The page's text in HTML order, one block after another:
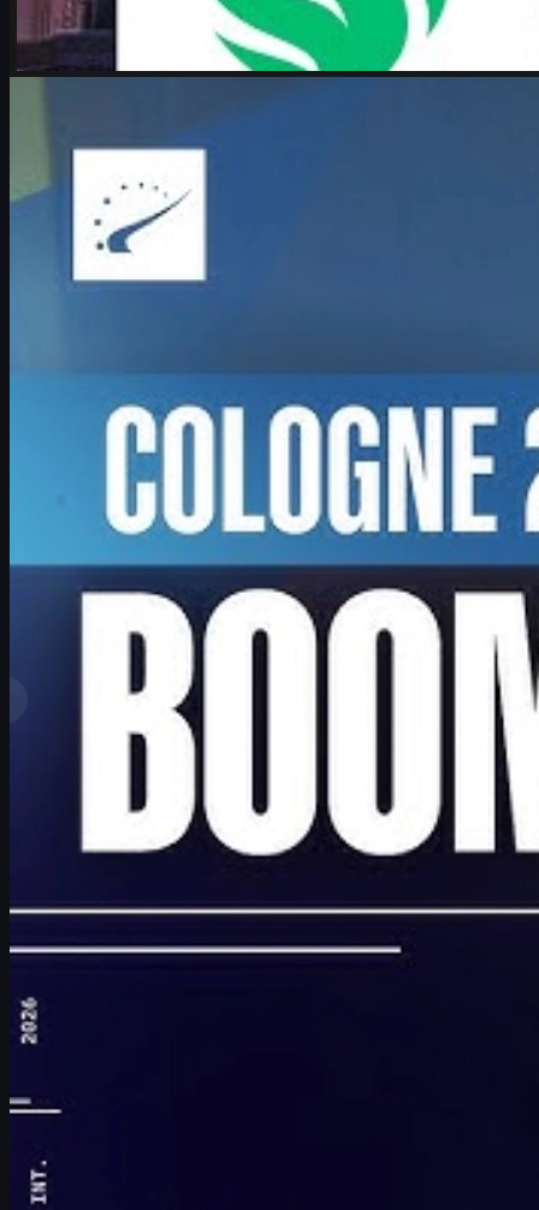
Michael
Counter-Strike 2tháng 6 17, 2026
Boombl4 và hành trình trở lại đỉnh cao Counter-
Strike 2
Hành trình comeback của Boombl4 tại IEM Cologne Major 2026,
vai trò IGL BetBoom, áp lực tuổi 27, kinh nghiệm cho đàn em và
cách game thủ tối ưu CS2 skins.
bởiDavid William
Xem thêm
Xếp hạng hàng đầu